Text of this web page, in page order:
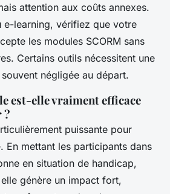
attention aux coûts annexes.
e-learning, vérifiez que votre
les modules SCORM sans
Certains outils nécessitent une
négligée au départ.
est-elle vraiment efficace
?
puissante pour
En mettant les participants dans
en situation de handicap,
génère un impact fort,